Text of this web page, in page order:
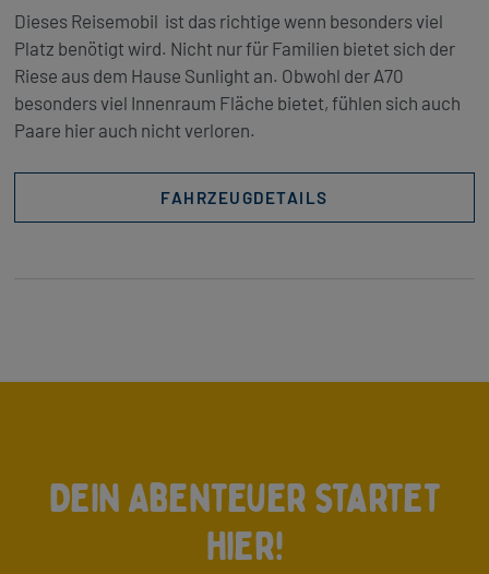
Dieses Reisemobil ist das richtige wenn besonders viel
Platz benötigt wird. Nicht nur für Familien bietet sich der
Riese aus dem Hause Sunlight an. Obwohl der A70
besonders viel Innenraum Fläche bietet, fühlen sich auch
Paare hier auch nicht verloren.
FAHRZEUGDETAILS
Dein Abenteuer startet
hier!